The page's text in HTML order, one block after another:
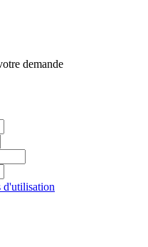
demande
d'utilisation